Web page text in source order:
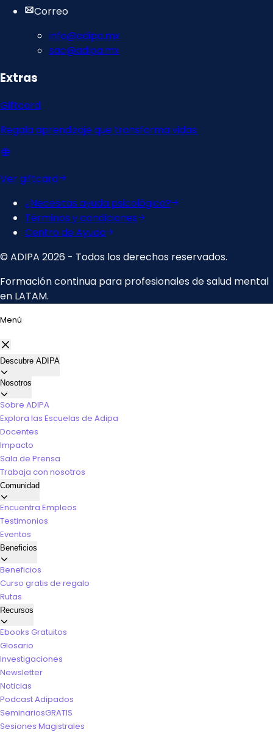
Menú
Descubre ADIPA
Nosotros
Sobre ADIPA
Explora las Escuelas de Adipa
Docentes
Impacto
Sala de Prensa
Trabaja con nosotros
Comunidad
Encuentra Empleos
Testimonios
Eventos
Beneficios
Beneficios
Curso gratis de regalo
Rutas
Recursos
Ebooks Gratuitos
Glosario
Investigaciones
Newsletter
Noticias
Podcast Adipados
SeminariosGRATIS
Sesiones Magistrales